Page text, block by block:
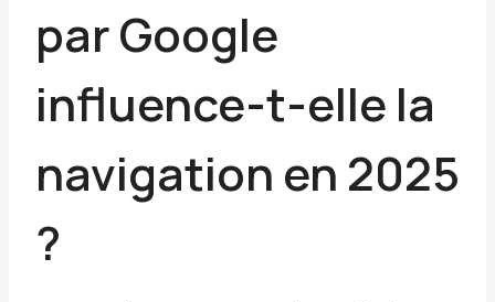
par Google
influence-t-elle la
navigation en 2025
?